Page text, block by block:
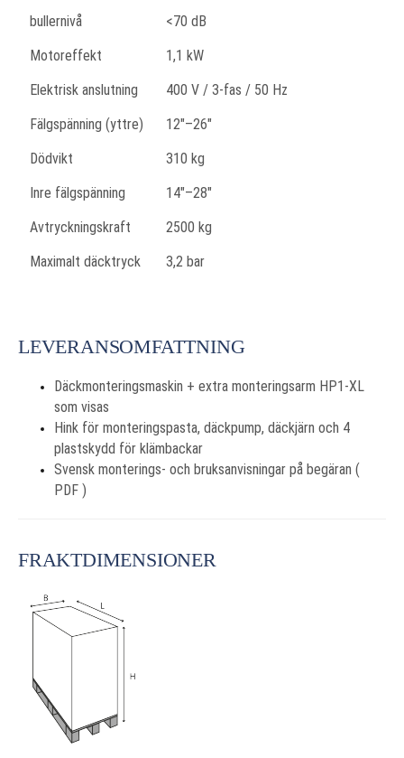
bullernivå
<70 dB
Motoreffekt
1,1 kW
Elektrisk anslutning
400 V / 3-fas / 50 Hz
Fälgspänning (yttre)
12"–26"
Dödvikt
310 kg
Inre fälgspänning
14"–28"
Avtryckningskraft
2500 kg
Maximalt däcktryck
3,2 bar
LEVERANSOMFATTNING
Däckmonteringsmaskin + extra monteringsarm HP1-XL
som visas
Hink för monteringspasta, däckpump, däckjärn och 4
plastskydd för klämbackar
Svensk monterings- och bruksanvisningar på begäran (
PDF )
FRAKTDIMENSIONER